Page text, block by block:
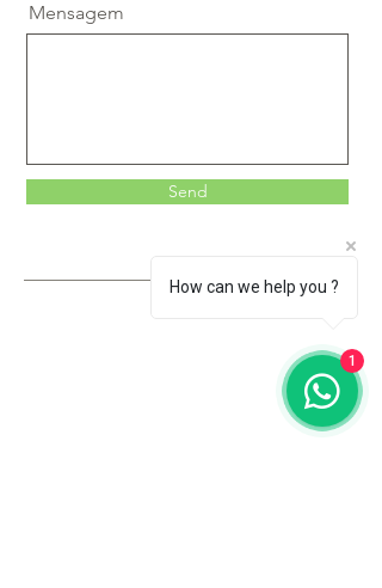
Mensagem
Send
How can we help you ?
1